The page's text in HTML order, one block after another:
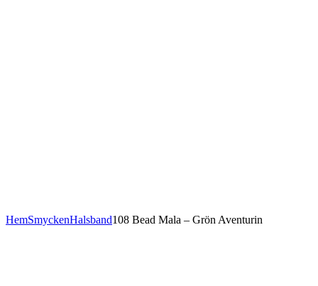
HemSmyckenHalsband108 Bead Mala – Grön Aventurin